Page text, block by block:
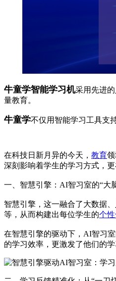
牛童学智能学习机采用先进
量教育。
牛童学不仅用智能学习工具支
在科技日新月异的今天， 教育
深刻影响着学生的学习方式，更
一、智慧引擎：AI智习室的“大
智慧引擎，这一融合了大数据
等，从而构建出每位学生的个
在智慧引擎的驱动下，AI智习
的学习效率，更激发了他们的学